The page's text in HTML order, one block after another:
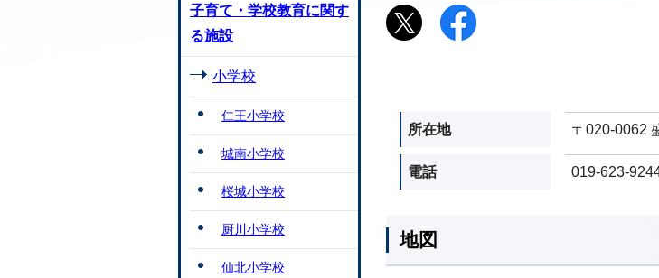
所在地 〒020-0062
電話 019-623-
地図
子育て・学校教育に関す
る施設
小学校
仁王小学校
城南小学校
桜城小学校
厨川小学校
仙北小学校